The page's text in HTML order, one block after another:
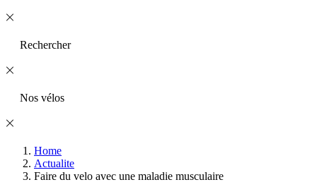
Rechercher
Nos vélos
Home
Actualite
Faire du velo avec une maladie musculaire